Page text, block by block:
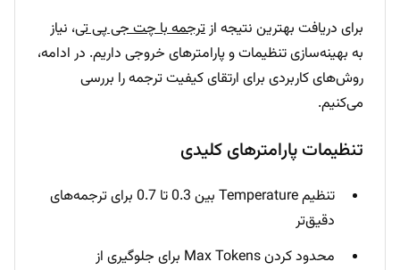
برای دریافت بهترین نتیجه ازترجمه با چت جی پی تی، نیاز
به بهینه‌سازی تنظیمات و پارامترهای خروجی داریم. در ادامه،
روش‌های کاربردی برای ارتقای کیفیت ترجمه را بررسی
می‌کنیم.
تنظیمات پارامترهای کلیدی
تنظیم Temperature بین 0.3 تا 0.7 برای ترجمه‌های
دقیق‌تر
محدود کردن Max Tokens برای جلوگیری از